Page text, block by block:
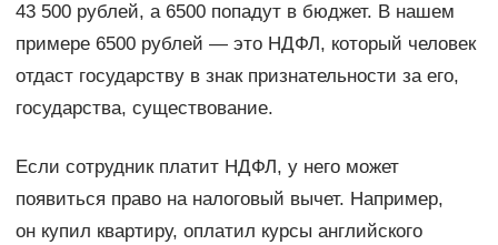
43 500 рублей, а 6500 попадут в бюджет. В нашем
примере 6500 рублей — это НДФЛ, который человек
отдаст государству в знак признательности за его,
государства, существование.
Если сотрудник платит НДФЛ, у него может
появиться право на налоговый вычет. Например,
он купил квартиру, оплатил курсы английского